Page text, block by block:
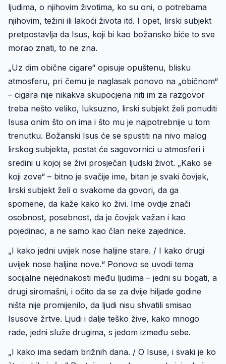
ljudima, o njihovim životima, ko su oni, o potrebama
njihovim, težini ili lakoći života itd. I opet, lirski subjekt
pretpostavlja da Isus, koji bi kao božansko biće to sve
morao znati, to ne zna.
„Uz dim obične cigare“ opisuje opuštenu, blisku
atmosferu, pri čemu je naglasak ponovo na „običnom“
– cigara nije nikakva skupocjena niti im za razgovor
treba nešto veliko, luksuzno, lirski subjekt želi ponuditi
Isusa onim što on ima i što mu je najpotrebnije u tom
trenutku. Božanski Isus će se spustiti na nivo malog
lirskog subjekta, postat će sagovornici u atmosferi i
sredini u kojoj se živi prosječan ljudski život. „Kako se
koji zove“ – bitno je svačije ime, bitan je svaki čovjek,
lirski subjekt želi o svakome da govori, da ga
spomene, da kaže kako ko živi. Ime ovdje znači
osobnost, posebnost, da je čovjek važan i kao
pojedinac, a ne samo kao član neke zajednice.
„I kako jedni uvijek nose haljine stare. / I kako drugi
uvijek nose haljine nove.“ Ponovo se uvodi tema
socijalne nejednakosti među ljudima – jedni su bogati, a
drugi siromašni, i očito da se za dvije hiljade godine
ništa nije promijenilo, da ljudi nisu shvatili smisao
Isusove žrtve. Ljudi i dalje teško žive, kako mnogo
rade, jedni služe drugima, s jedom između sebe.
„I kako ima sedam brižnih dana. / O Isuse, i svaki je ko